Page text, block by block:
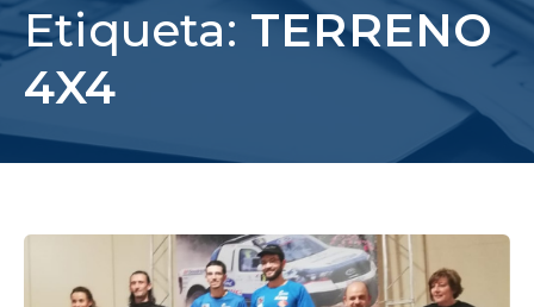
Etiqueta: TERRENO
4X4